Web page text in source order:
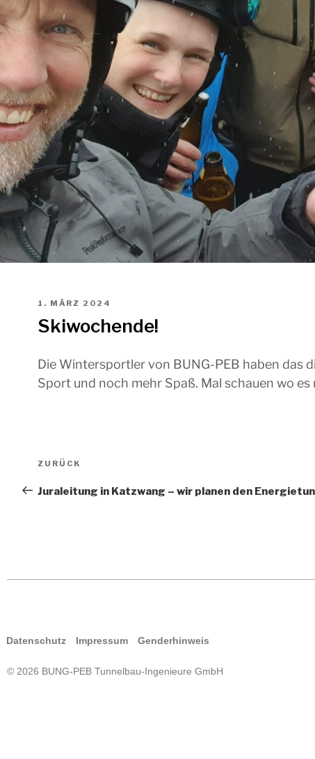
1. MÄRZ 2024
Ski­wo­chen­de!
Die Win­ter­sport­ler von BUNG-PEB haben das
Sport und noch mehr Spaß. Mal schau­en wo
ZURÜCK
Jura­lei­tung in Katzwang – wir pla­nen den
Daten­schutz Impres­sum Gen­der­hin­weis
© 2026 BUNG-PEB Tunnelbau-Ingenieure GmbH